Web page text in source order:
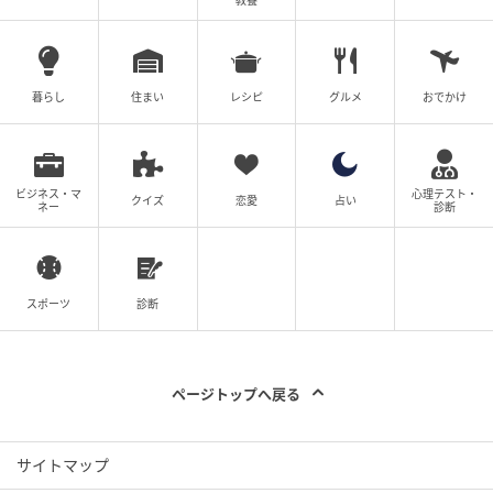
暮らし 住まい レシピ グルメ おでかけ
ビジネス・マ
ネー
クイズ 恋愛 占い
心理テスト・
診断
スポーツ 診断
ページトップへ戻る
サイトマップ